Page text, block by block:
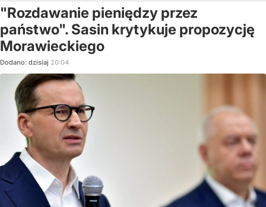
"Rozdawanie pieniędzy przez
państwo". Sasin krytykuje propozycję
Morawieckiego
Dodano: dzisiaj 20:04